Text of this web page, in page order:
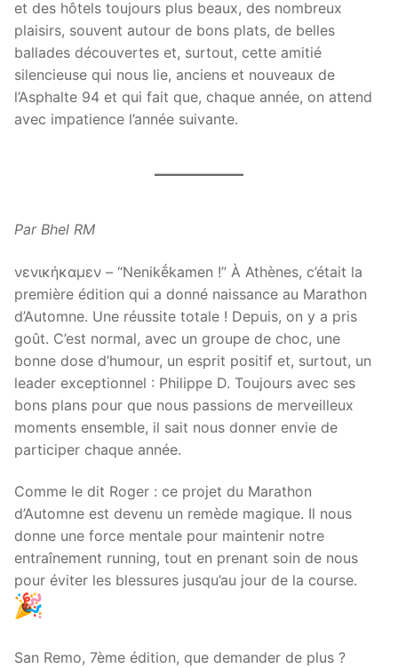
et des hôtels toujours plus beaux, des nombreux
plaisirs, souvent autour de bons plats, de belles
ballades découvertes et, surtout, cette amitié
silencieuse qui nous lie, anciens et nouveaux de
l’Asphalte 94 et qui fait que, chaque année, on attend
avec impatience l’année suivante.
Par Bhel RM
νενικήκαμεν – “Nenikḗkamen !” À Athènes, c’était la
première édition qui a donné naissance au Marathon
d’Automne. Une réussite totale ! Depuis, on y a pris
goût. C’est normal, avec un groupe de choc, une
bonne dose d’humour, un esprit positif et, surtout, un
leader exceptionnel : Philippe D. Toujours avec ses
bons plans pour que nous passions de merveilleux
moments ensemble, il sait nous donner envie de
participer chaque année.
Comme le dit Roger : ce projet du Marathon
d’Automne est devenu un remède magique. Il nous
donne une force mentale pour maintenir notre
entraînement running, tout en prenant soin de nous
pour éviter les blessures jusqu’au jour de la course.
San Remo, 7ème édition, que demander de plus ?